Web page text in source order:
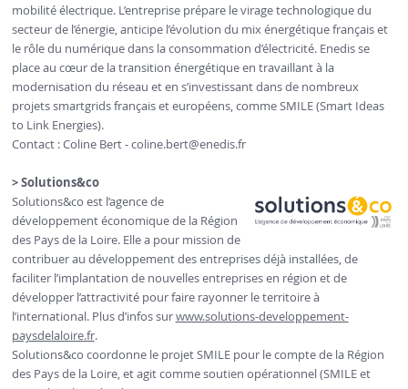
mobilité électrique. L’entreprise prépare le virage technologique du
secteur de l’énergie, anticipe l’évolution du mix énergétique français et
le rôle du numérique dans la consommation d’électricité. Enedis se
place au cœur de la transition énergétique en travaillant à la
modernisation du réseau et en s’investissant dans de nombreux
projets smartgrids français et européens, comme SMILE (Smart Ideas
to Link Energies).
Contact : Coline Bert -coline.bert@enedis.fr
> Solutions&co
Solutions&co est l’agence de
développement économique de la Région
des Pays de la Loire. Elle a pour mission de
contribuer au développement des entreprises déjà installées, de
faciliter l’implantation de nouvelles entreprises en région et de
développer l’attractivité pour faire rayonner le territoire à
l’international. Plus d’infos surwww.solutions-developpement-
paysdelaloire.fr.
Solutions&co coordonne le projet SMILE pour le compte de la Région
des Pays de la Loire, et agit comme soutien opérationnel (SMILE et